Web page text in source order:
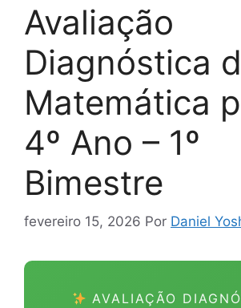
Avaliação
Diagnóstica
Matemática
4º Ano – 1º
Bimestre
fevereiro 15, 2026 Por Daniel
AVALIAÇÃO